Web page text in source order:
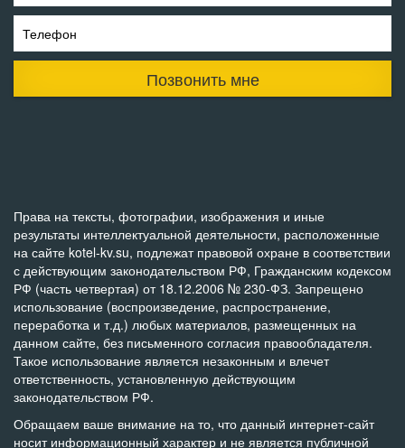
Телефон
Позвонить мне
Права на тексты, фотографии, изображения и иные
результаты интеллектуальной деятельности, расположенные
на сайте kotel-kv.su, подлежат правовой охране в соответствии
с действующим законодательством РФ, Гражданским кодексом
РФ (часть четвертая) от 18.12.2006 № 230-ФЗ. Запрещено
использование (воспроизведение, распространение,
переработка и т.д.) любых материалов, размещенных на
данном сайте, без письменного согласия правообладателя.
Такое использование является незаконным и влечет
ответственность, установленную действующим
законодательством РФ.
Обращаем ваше внимание на то, что данный интернет-сайт
носит информационный характер и не является публичной